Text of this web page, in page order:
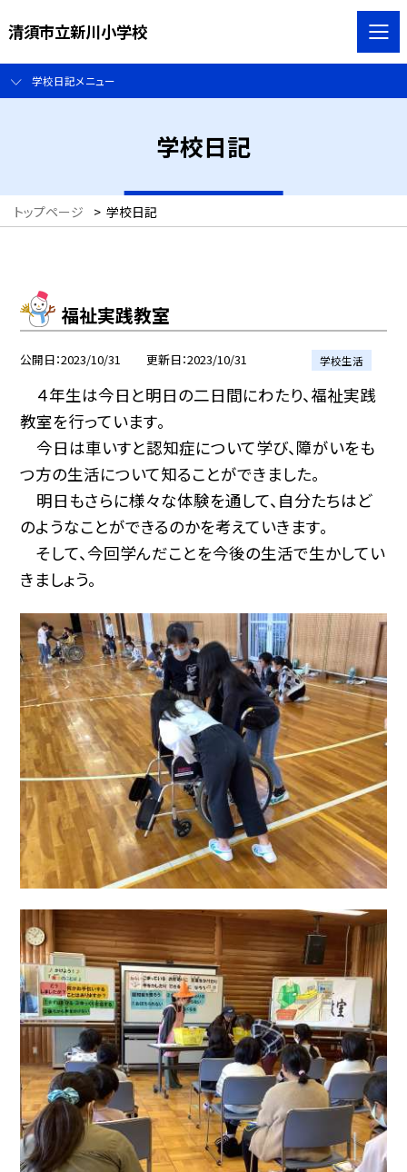
清須市立新川小学校
学校日記メニュー
学校日記
トップページ > 学校日記
福祉実践教室
公開日 2023/10/31 更新日 2023/10/31 学校生活
４年生は今日と明日の二日間にわたり、福祉実践
教室を行っています。
今日は車いすと認知症について学び、障がいをも
つ方の生活について知ることができました。
明日もさらに様々な体験を通して、自分たちはど
のようなことができるのかを考えていきます。
そして、今回学んだことを今後の生活で生かしてい
きましょう。